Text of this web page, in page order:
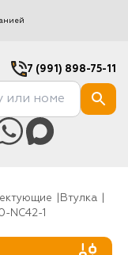
7 (991) 898-75-11
Втулка
NC42-1